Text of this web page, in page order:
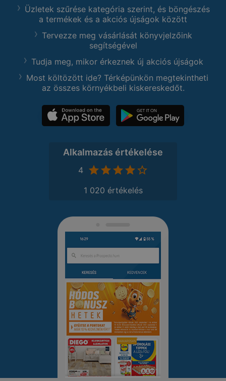
Üzletek szűrése kategória szerint, és böngészés
a termékek és a akciós újságok között
Tervezze meg vásárlását könyvjelzőink
segítségével
Tudja meg, mikor érkeznek új akciós újságok
Most költözött ide? Térképünkön megtekintheti
az összes környékbeli kiskereskedőt.
Alkalmazás értékelése
4
1 020 értékelés